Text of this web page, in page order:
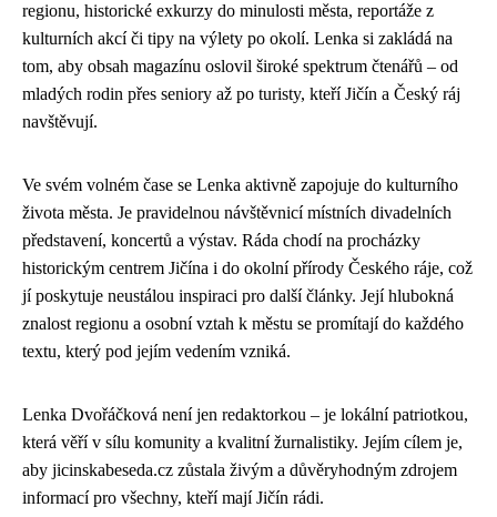
regionu, historické exkurzy do minulosti města, reportáže z
kulturních akcí či tipy na výlety po okolí. Lenka si zakládá na
tom, aby obsah magazínu oslovil široké spektrum čtenářů – od
mladých rodin přes seniory až po turisty, kteří Jičín a Český ráj
navštěvují.
Ve svém volném čase se Lenka aktivně zapojuje do kulturního
života města. Je pravidelnou návštěvnicí místních divadelních
představení, koncertů a výstav. Ráda chodí na procházky
historickým centrem Jičína i do okolní přírody Českého ráje, což
jí poskytuje neustálou inspiraci pro další články. Její hlubokná
znalost regionu a osobní vztah k městu se promítají do každého
textu, který pod jejím vedením vzniká.
Lenka Dvořáčková není jen redaktorkou – je lokální patriotkou,
která věří v sílu komunity a kvalitní žurnalistiky. Jejím cílem je,
aby jicinskabeseda.cz zůstala živým a důvěryhodným zdrojem
informací pro všechny, kteří mají Jičín rádi.